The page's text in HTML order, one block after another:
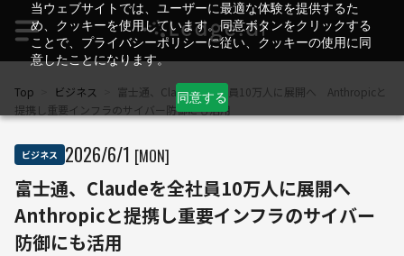
当ウェブサイトでは、ユーザーに最適な体験を提供するた
め、クッキーを使用しています。同意ボタンをクリックする
ことで、プライバシーポリシーに従い、クッキーの使用に同
意したことになります。
同意する
Top ビジネス
富士通、Claudeを全社員10万人に展開へ Anthropicと
提携し重要インフラのサイバー防御にも活用
ビジネス 2026/6/1 [MON]
富士通、Claudeを全社員10万人に展開へ
Anthropicと提携し重要インフラのサイバー
防御にも活用